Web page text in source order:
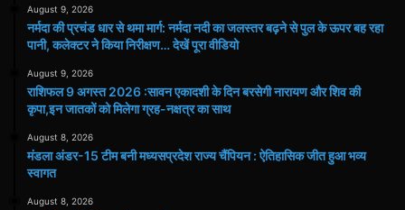
August 9, 2026
नर्मदा की प्रचंड धार से थमा मार्ग: नर्मदा नदी का जलस्तर बढ़ने से पुल के ऊपर बह रहा
पानी, कलेक्टर ने किया निरीक्षण… देखें पूरा वीडियो
August 9, 2026
राशिफल 9 अगस्त 2026 :सावन एकादशी के दिन बरसेगी नारायण और शिव की
कृपा,इन जातकों को मिलेगा ग्रह-नक्षत्र का साथ
August 8, 2026
मंडला अंडर-15 टीम बनी मध्यसप्रदेश राज्य चैंपियन : ऐतिहासिक जीत हुआ भव्य
स्वागत
August 8, 2026